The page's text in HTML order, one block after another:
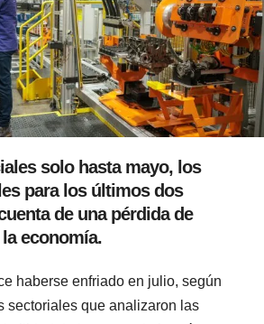
solo hasta mayo, los
para los últimos dos
de una pérdida de
economía.
haberse enfriado en julio, según
sectoriales que analizaron las